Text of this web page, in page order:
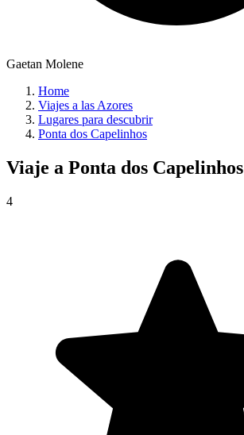
Gaetan Molene
Home
Viajes a las Azores
Lugares para descubrir
Ponta dos Capelinhos
Viaje a Ponta dos Capelinhos
4